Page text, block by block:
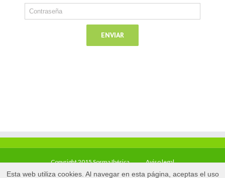
Copyright 2015 Sorma Ibérica Aviso legal
Esta web utiliza cookies. Al navegar en esta página, aceptas el uso